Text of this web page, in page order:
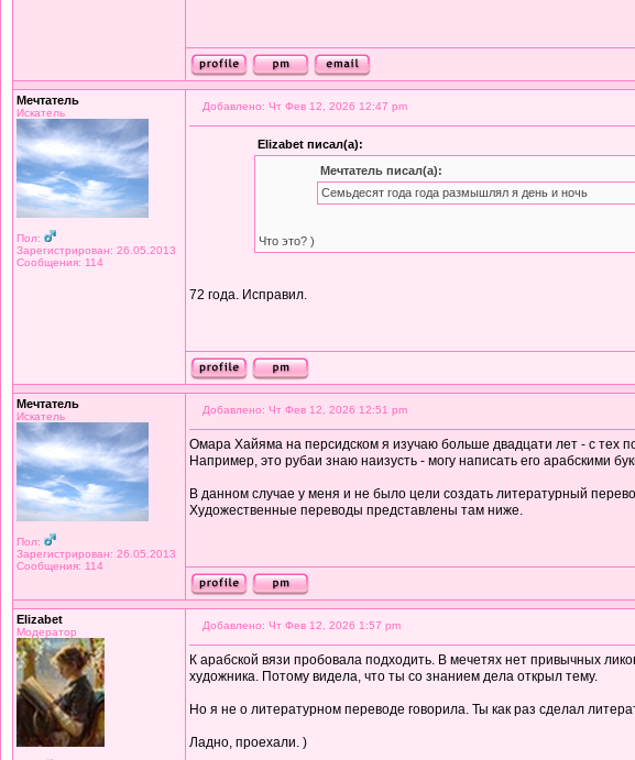
Мечтатель
Искатель
Пол:
Зарегистрирован: 26.05.2013
Сообщения: 114
Добавлено: Чт Фев 12, 2026 12:47 pm
Elizabet писал(а):
Мечтатель писал(а):
Семьдесят года года размышлял я день и ночь
Что это? )
72 года. Исправил.
Мечтатель
Искатель
Пол:
Зарегистрирован: 26.05.2013
Сообщения: 114
Добавлено: Чт Фев 12, 2026 12:51 pm
Омара Хайяма на персидском я изучаю больше двадцати лет - с тех
Например, это рубаи знаю наизусть - могу написать его арабскими
В данном случае у меня и не было цели создать литературный
Художественные переводы представлены там ниже.
Elizabet
Модератор
Добавлено: Чт Фев 12, 2026 1:57 pm
К арабской вязи пробовала подходить. В мечетях нет привычных
художника. Потому видела, что ты со знанием дела открыл тему.
Но я не о литературном переводе говорила. Ты как раз сделал
Ладно, проехали. )